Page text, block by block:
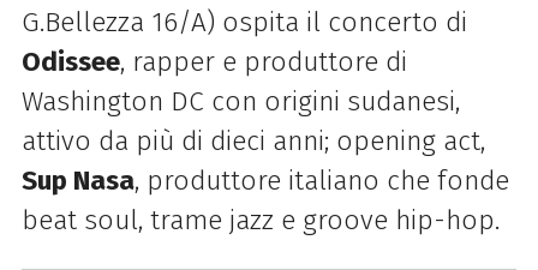
G.Bellezza 16/A) ospita il concerto di
Odissee, rapper e produttore di
Washington DC con origini sudanesi,
attivo da più di dieci anni; opening act,
Sup Nasa, produttore italiano che fonde
beat soul, trame jazz e groove hip-hop.